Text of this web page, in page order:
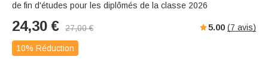
de fin d'études pour les diplômés de la classe 2026
24,30 € 27,00€ 5.00 (7 avis)
10% Réduction